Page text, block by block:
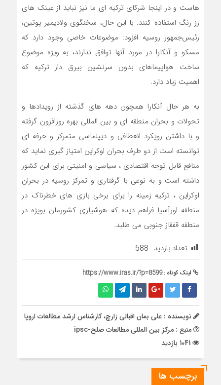
هاست و در اینجا شرکای ترکیه ای ما نیز نباید از عینک های
رز رنگ استفاده کنند. با این حال، سخنگوی ولادیمیر پوتین،
رئیس‌جمهور روسیه افزود: موضوعات خاصی وجود دارد که
مسکو و آنکارا در مورد آنها توافق ندارند، به ویژه موضوع
ساخت هواپیماهای بدون سرنشین بیرق دار ترکیه که
اهمیت زیاد دارد.
به هر حال آنکارا همچون دهه های گذشته از رویدادها و
تحولات و بحران منطقه ای و بین المللی بهره روزافزون گرفته
و با داشتن رویکرد انعطافی و دیپلماسی متمرکز و حرفه ای
توانسته است از دو طرف بحران اوکراین امتیاز گیری نماید که
منافع قابل توجه اقتصادی ، سیاسی و امنیتی برای این کشور
داشته است و به نوعی با گرفتاری و تمرکز روسیه در بحران
اوکراین ، ترکیه زمینه را برای برخی بازی های خطرناک در
منطقه اورآسیا فراهم دیده که هوشیاری کشورمان بویژه در
منطقه قفقاز جنوبی می طلبد.
تعداد بازدید : 588
لینک کوتاه :https://www.iras.ir/?p=8599
نویسنده : علی بمان اقبالی زارچ، کارشناس ارشد مطالعات اروپا
منبع : مرکز بین المللی مطالعات صلح-ipsc
برچسب ها